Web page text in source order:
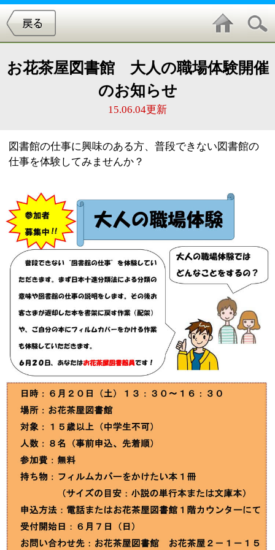
のお知らせ
図書館の仕事に興味のある方、普段できない図書館の
このページの先頭へ
江戸川区時間 墨田区時間 葛飾区時間
表示：PC|モバイル
© 2013 art blue Inc.